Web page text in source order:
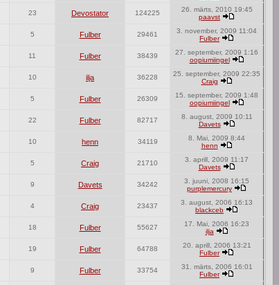
23 Devostator 124225
26. märts, 2010 19:45
paavst
5 Fulber 29461
3. november, 2009 11:04
Fulber
11 Fulber 38439
27. september, 2009 1:16
oopiumiingel
10 ilja 36228
25. september, 2009 22:35
Craig
5 Fulber 26309
15. september, 2009 1:48
oopiumiingel
22 Fulber 82717
8. august, 2009 10:11
Davets
10 henn 34119
8. Mai, 2009 8:44
henn
5 Craig 21710
3. aprill, 2009 11:17
Davets
9 Davets 34242
3. juuni, 2008 16:15
purplemercury
4 Craig 23437
3. august, 2006 16:13
blackceb
18 Fulber 55627
17. Mai, 2006 16:23
ilja
19 Fulber 64788
20. aprill, 2006 13:21
Fulber
9 Fulber 33754
31. märts, 2006 16:01
Fulber